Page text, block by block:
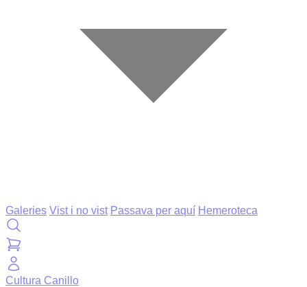
Galeries Vist i no vist Passava per aquí Hemeroteca
Cultura Canillo